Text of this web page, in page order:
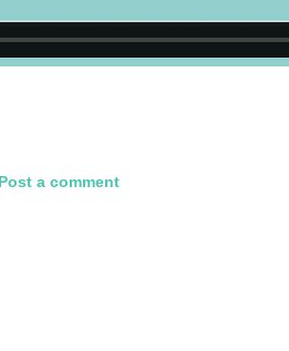
Post a comment